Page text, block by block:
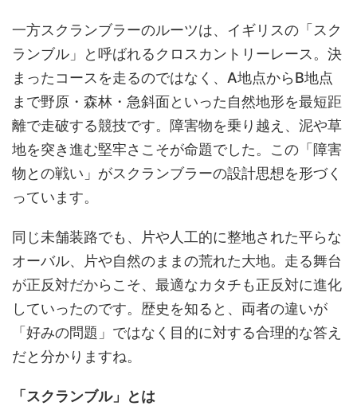
一方スクランブラーのルーツは、イギリスの「スク
ランブル」と呼ばれるクロスカントリーレース。決
まったコースを走るのではなく、A地点からB地点
まで野原・森林・急斜面といった自然地形を最短距
離で走破する競技です。障害物を乗り越え、泥や草
地を突き進む堅牢さこそが命題でした。この「障害
物との戦い」がスクランブラーの設計思想を形づく
っています。
同じ未舗装路でも、片や人工的に整地された平らな
オーバル、片や自然のままの荒れた大地。走る舞台
が正反対だからこそ、最適なカタチも正反対に進化
していったのです。歴史を知ると、両者の違いが
「好みの問題」ではなく 目的に対する合理的な答え
だと分かりますね。
「スクランブル」とは